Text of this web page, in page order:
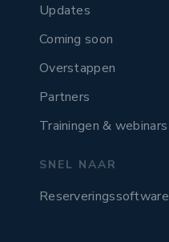
Updates
Coming soon
Overstappen
Partners
Trainingen & webinars
SNEL NAAR
Reserveringssoftware